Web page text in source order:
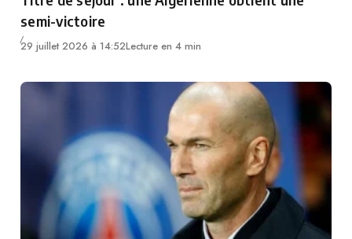
semi-victoire
29 juillet 2026 à 14:52Lecture en 4 min